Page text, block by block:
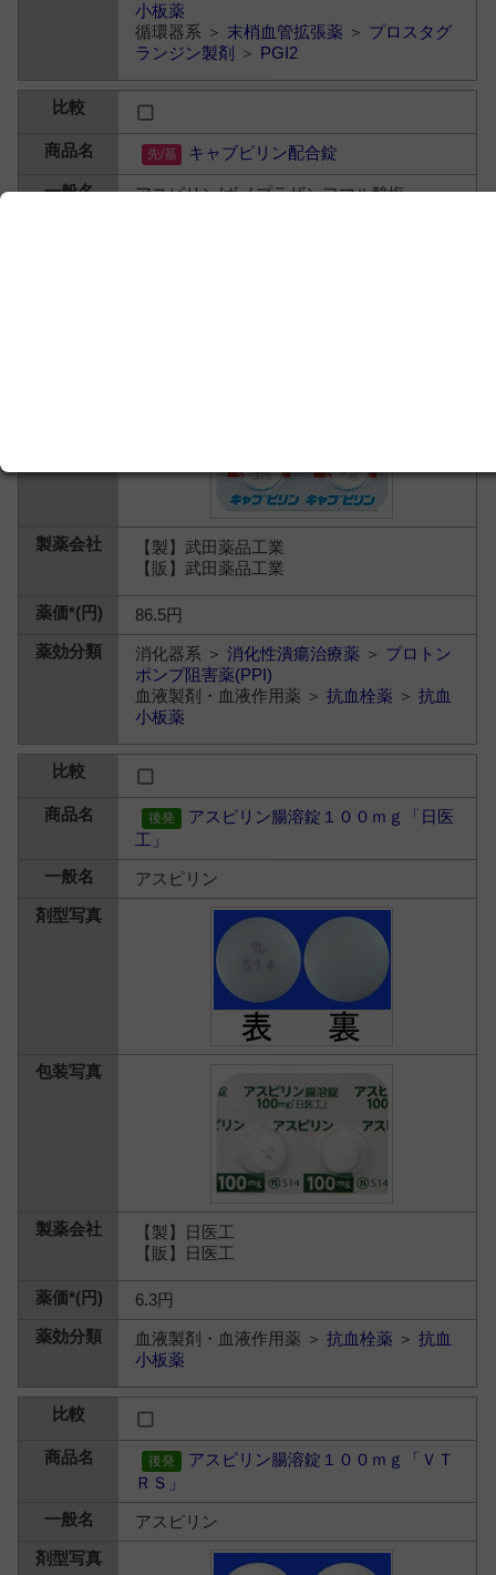
小板薬
循環器系 ＞ 末梢血管拡張薬 ＞ プロスタグ
ランジン製剤
＞ PGI2
キャブピリン配合錠
アスピリン/ボノプラザンフマル酸塩
【製】武田薬品工業
【販】武田薬品工業
86.5円
消化器系 ＞消化性潰瘍治療薬 ＞ プロトン
ポンプ阻害薬(PPI)
血液製剤・血液作用薬 ＞抗血栓薬 ＞抗血
小板薬
アスピリン腸溶錠１００ｍｇ「日医
工」
アスピリン
【製】日医工
【販】日医工
6.3円
血液製剤・血液作用薬 ＞抗血栓薬 ＞抗血
小板薬
アスピリン腸溶錠１００ｍｇ「ＶＴ
ＲＳ」
アスピリン